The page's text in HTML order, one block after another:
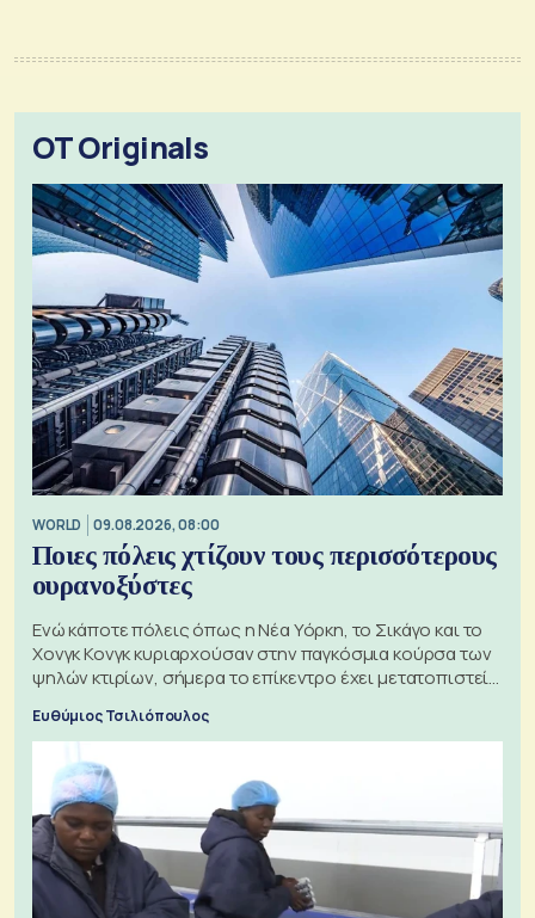
OT Originals
WORLD 09.08.2026, 08:00
Ποιες πόλεις χτίζουν τους περισσότερους
ουρανοξύστες
Ενώ κάποτε πόλεις όπως η Νέα Υόρκη, το Σικάγο και το
Χονγκ Κονγκ κυριαρχούσαν στην παγκόσμια κούρσα των
ψηλών κτιρίων, σήμερα το επίκεντρο έχει μετατοπιστεί
Ευθύμιος Τσιλιόπουλος